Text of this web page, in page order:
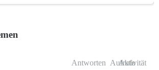
Antworten Aufrufe
Aktivität